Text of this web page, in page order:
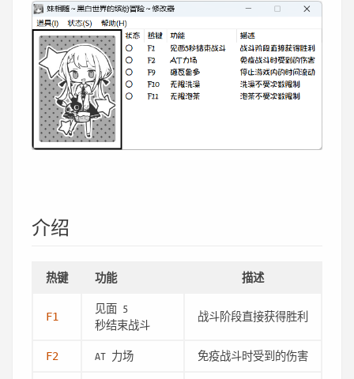
介绍
热键 功能 描述
F1
见面 5
秒结束战斗
战斗阶段直接获得胜利
F2 AT 力场 免疫战斗时受到的伤害